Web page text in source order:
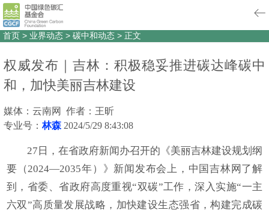
首页 > 业界动态 > 碳中和动态 > 正文
权威发布｜吉林：积极稳妥推进碳达峰碳中
和，加快美丽吉林建设
媒体：云南网 作者：王昕
专业号：林森 2024/5/29 8:43:08
27日，在省政府新闻办召开的《美丽吉林建设规划纲
要（2024—2035年）》新闻发布会上，中国吉林网了解
到，省委、省政府高度重视“双碳”工作，深入实施“一主
六双”高质量发展战略，加快建设生态强省，构建完成碳